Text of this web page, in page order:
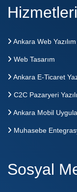
Ankara Web Yazılım
Web Tasarım
Ankara E-Ticaret
C2C Pazaryeri
Ankara Mobil
Muhasebe
Sosyal